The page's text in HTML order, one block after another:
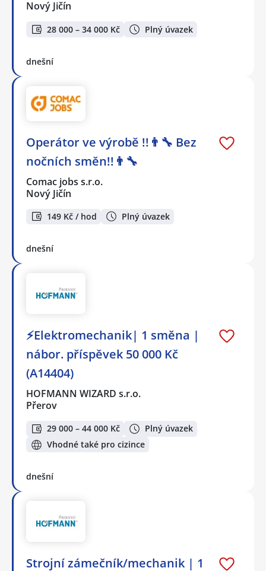
Nový Jičín
28 000 – 34 000 Kč Plný úvazek
dnešní
Operátor ve výrobě !!👨‍🔧 Bez
nočních směn!!👨‍🔧
Comac jobs s.r.o.
Nový Jičín
149 Kč / hod Plný úvazek
dnešní
⚡Elektromechanik| 1 směna |
nábor. příspěvek 50 000 Kč
(A14404)
HOFMANN WIZARD s.r.o.
Přerov
29 000 – 44 000 Kč
Plný úvazek
Vhodné také pro cizince
dnešní
Strojní zámečník/mechanik | 1